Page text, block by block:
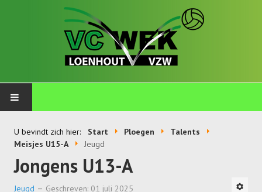
Wekkids
U bevindt zich hier: Start Ploegen
Talents
Meisjes U15-A
Jeugd
Jongens U13-A
Jeugd Geschreven: 01 juli 2025